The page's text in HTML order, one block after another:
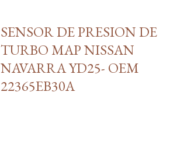
SENSOR DE PRESION DE
TURBO MAP NISSAN
NAVARRA YD25- OEM
22365EB30A